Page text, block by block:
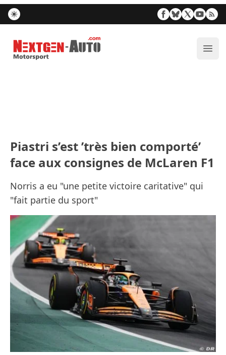
Nextgen-Auto.com
Piastri s’est ’très bien comporté’
face aux consignes de McLaren F1
Norris a eu "une petite victoire caritative" qui
"fait partie du sport"